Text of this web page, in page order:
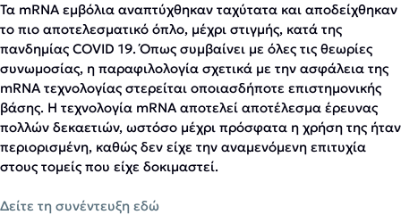
Τα mRNA εμβόλια αναπτύχθηκαν ταχύτατα και αποδείχθηκαν
το πιο αποτελεσματικό όπλο, μέχρι στιγμής, κατά της
πανδημίας COVID 19. Όπως συμβαίνει με όλες τις θεωρίες
συνωμοσίας, η παραφιλολογία σχετικά με την ασφάλεια της
mRNA τεχνολογίας στερείται οποιασδήποτε επιστημονικής
βάσης. Η τεχνολογία mRNA αποτελεί αποτέλεσμα έρευνας
πολλών δεκαετιών, ωστόσο μέχρι πρόσφατα η χρήση της ήταν
περιορισμένη, καθώς δεν είχε την αναμενόμενη επιτυχία
στους τομείς που είχε δοκιμαστεί.
Δείτε τη συνέντευξη εδώ